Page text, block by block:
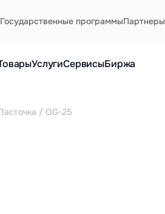
Государственные программыПартнеры
УслугиСервисыБиржа
/ OG-25